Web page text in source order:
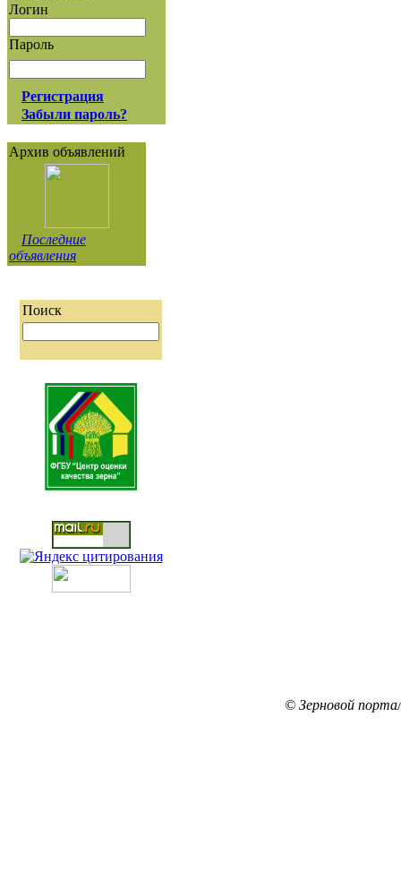
Логин
Пароль
Регистрация
Забыли пароль?
Архив объявлений
Последние
объявления
Поиск
© Зерновой